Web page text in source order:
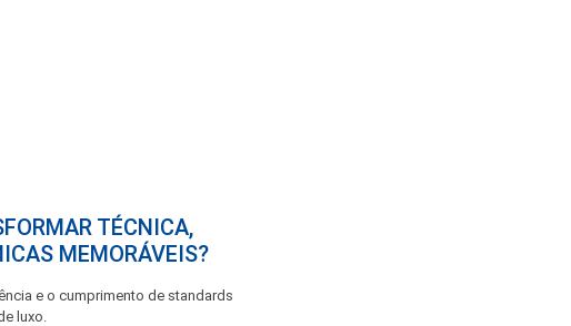
TÉCNICA,
MEMORÁVEIS?
e o cumprimento de standards
luxo.